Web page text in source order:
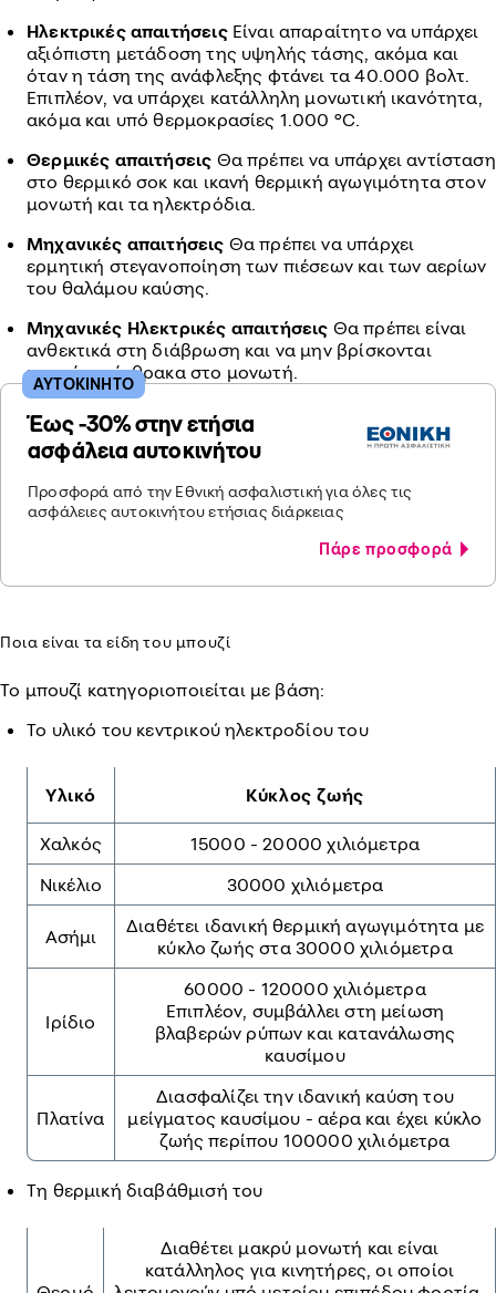
Ηλεκτρικές απαιτήσειςΕίναι απαραίτητο να υπάρχει
αξιόπιστη μετάδοση της υψηλής τάσης, ακόμα και
όταν η τάση της ανάφλεξης φτάνει τα 40.000 βολτ.
Επιπλέον, να υπάρχει κατάλληλη μονωτική ικανότητα,
ακόμα και υπό θερμοκρασίες 1.000 °C.
Θερμικές απαιτήσεις Θα πρέπει να υπάρχει αντίσταση
στο θερμικό σοκ και ικανή θερμική αγωγιμότητα στον
μονωτή και τα ηλεκτρόδια.
Μηχανικές απαιτήσεις Θα πρέπει να υπάρχει
ερμητική στεγανοποίηση των πιέσεων και των αερίων
του θαλάμου καύσης.
Μηχανικές Ηλεκτρικές απαιτήσεις Θα πρέπει είναι
ανθεκτικά στη διάβρωση και να μην βρίσκονται
κομμάτια άνθρακα στο μονωτή.
Έως -30% στην ετήσια
ασφάλεια αυτοκινήτου
Προσφορά από την Εθνική ασφαλιστική για όλες τις
ασφάλειες αυτοκινήτου ετήσιας διάρκειας
Πάρε προσφορά
ΑΥΤΟΚΙΝΗΤΟ
Ποια είναι τα είδη του μπουζί
Το μπουζί κατηγοριοποιείται με βάση:
Το υλικό του κεντρικού ηλεκτροδίου του
Υλικό Κύκλος ζωής
Χαλκός
15000 - 20000 χιλιόμετρα
Νικέλιο
30000 χιλιόμετρα
Ασήμι
Διαθέτει ιδανική θερμική αγωγιμότητα με
κύκλο ζωής στα 30000 χιλιόμετρα
Ιρίδιο
60000 - 120000 χιλιόμετρα
Επιπλέον, συμβάλλει στη μείωση
βλαβερών ρύπων και κατανάλωσης
καυσίμου
Πλατίνα
Διασφαλίζει την ιδανική καύση του
μείγματος καυσίμου - αέρα και έχει κύκλο
ζωής περίπου 100000 χιλιόμετρα
Τη θερμική διαβάθμισή του
Διαθέτει μακρύ μονωτή και είναι
κατάλληλος για κινητήρες, οι οποίοι